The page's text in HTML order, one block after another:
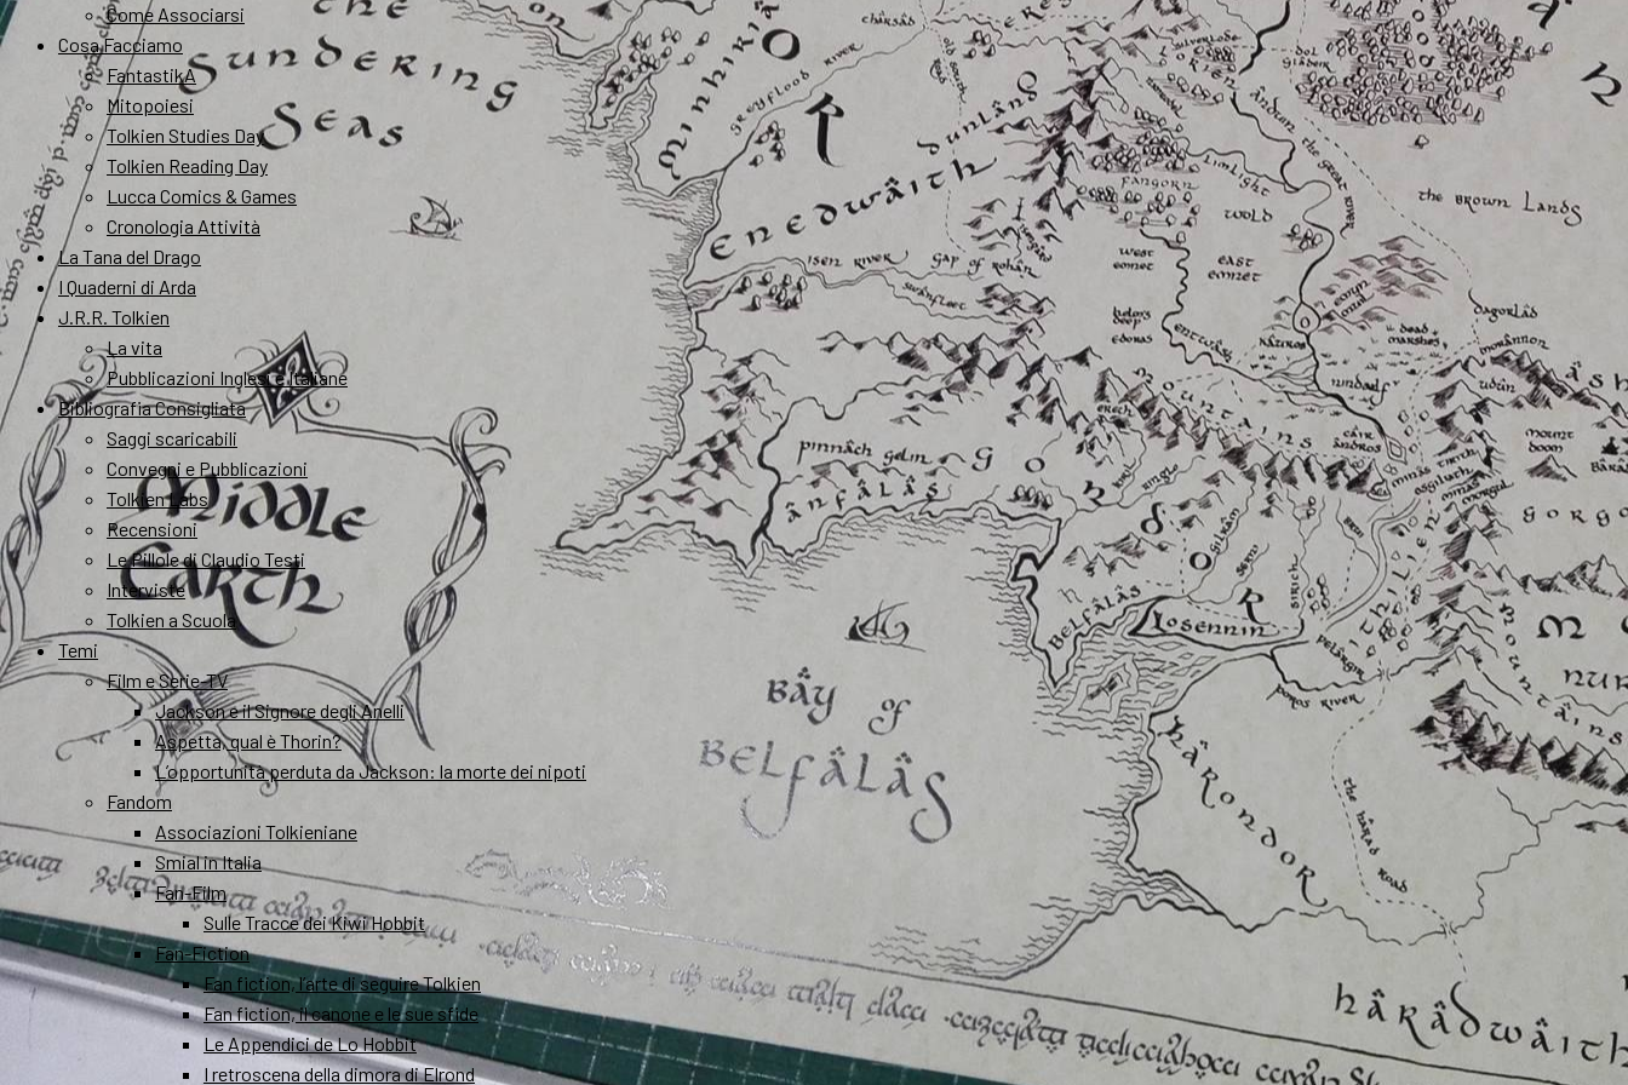
Come Associarsi
Cosa Facciamo
FantastikA
Mitopoiesi
Tolkien Studies Day
Tolkien Reading Day
Lucca Comics & Games
Cronologia Attività
La Tana del Drago
I Quaderni di Arda
J.R.R. Tolkien
La vita
Pubblicazioni Inglesi e Italiane
Bibliografia Consigliata
Saggi scaricabili
Convegni e Pubblicazioni
Tolkien Labs
Recensioni
Le Pillole di Claudio Testi
Interviste
Tolkien a Scuola
Temi
Film e Serie-TV
Jackson e il Signore degli Anelli
Aspetta, qual è Thorin?
L’opportunità perduta da Jackson: la morte dei nipoti
Fandom
Associazioni Tolkieniane
Smial in Italia
Fan-Film
Sulle Tracce dei Kiwi Hobbit
Fan-Fiction
Fan fiction, l’arte di seguire Tolkien
Fan fiction, il canone e le sue sfide
Le Appendici de Lo Hobbit
I retroscena della dimora di Elrond